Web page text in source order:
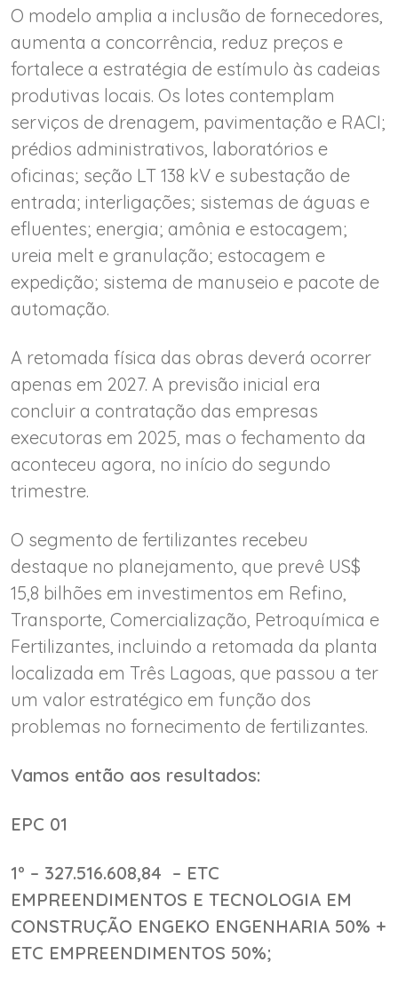
O modelo amplia a inclusão de fornecedores,
aumenta a concorrência, reduz preços e
fortalece a estratégia de estímulo às cadeias
produtivas locais. Os lotes contemplam
serviços de drenagem, pavimentação e RACI;
prédios administrativos, laboratórios e
oficinas; seção LT 138 kV e subestação de
entrada; interligações; sistemas de águas e
efluentes; energia; amônia e estocagem;
ureia melt e granulação; estocagem e
expedição; sistema de manuseio e pacote de
automação.
A retomada física das obras deverá ocorrer
apenas em 2027. A previsão inicial era
concluir a contratação das empresas
executoras em 2025, mas o fechamento da
aconteceu agora, no início do segundo
trimestre.
O segmento de fertilizantes recebeu
destaque no planejamento, que prevê US$
15,8 bilhões em investimentos em Refino,
Transporte, Comercialização, Petroquímica e
Fertilizantes, incluindo a retomada da planta
localizada em Três Lagoas, que passou a ter
um valor estratégico em função dos
problemas no fornecimento de fertilizantes.
Vamos então aos resultados:
EPC 01
1º – 327.516.608,84 – ETC
EMPREENDIMENTOS E TECNOLOGIA EM
CONSTRUÇÃO ENGEKO ENGENHARIA 50% +
ETC EMPREENDIMENTOS 50%;